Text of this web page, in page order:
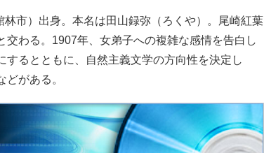
市）出身。本名は田山録弥（ろくや）。尾崎紅葉
わる。1907年、女弟子への複雑な感情を告白し
るとともに、自然主義文学の方向性を決定し
がある。